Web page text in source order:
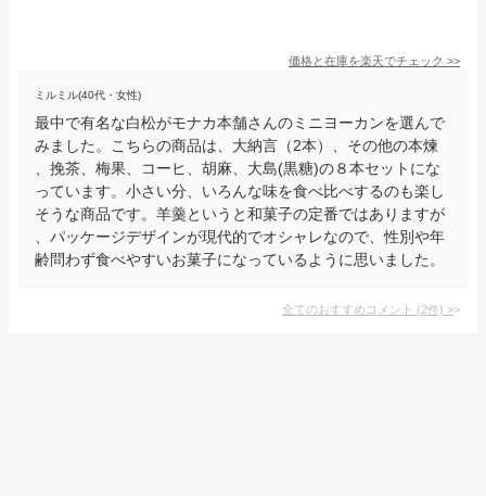
価格と在庫を楽天でチェック >>
ミルミル(40代・女性)
最中で有名な白松がモナカ本舗さんのミニヨーカンを選んで
みました。こちらの商品は、大納言（2本）、その他の本煉
、挽茶、梅果、コーヒ、胡麻、大島(黒糖)の８本セットにな
っています。小さい分、いろんな味を食べ比べするのも楽し
そうな商品です。羊羹というと和菓子の定番ではありますが
、パッケージデザインが現代的でオシャレなので、性別や年
齢問わず食べやすいお菓子になっているように思いました。
全てのおすすめコメント (2件) >